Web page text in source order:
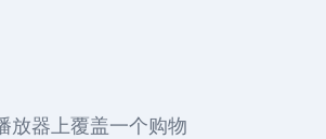
放器上覆盖一个购物